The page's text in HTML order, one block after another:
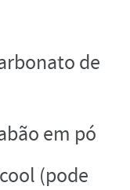
de
em pó
(pode